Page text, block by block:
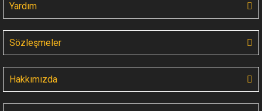
Yardım
Sözleşmeler
Hakkımızda